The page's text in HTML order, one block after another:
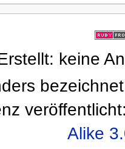
keine
Alike